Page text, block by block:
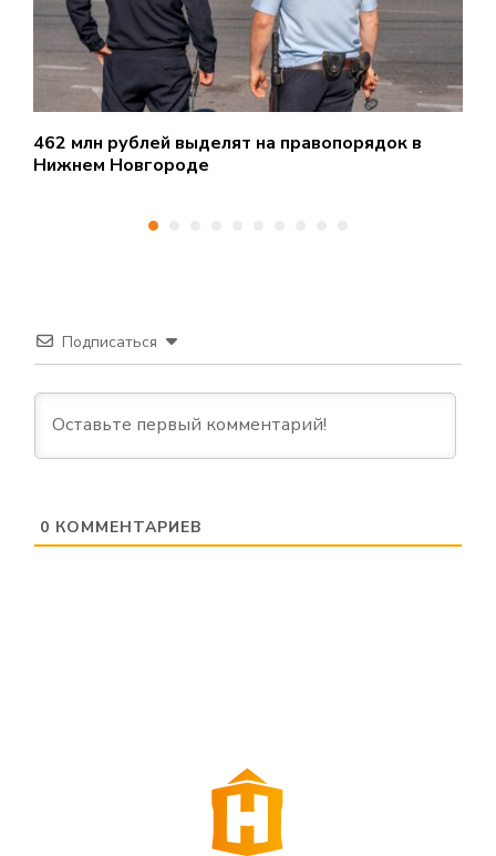
462 млн рублей выделят на правопорядок в
Нижнем Новгороде
Подписаться
0 КОММЕНТАРИЕВ